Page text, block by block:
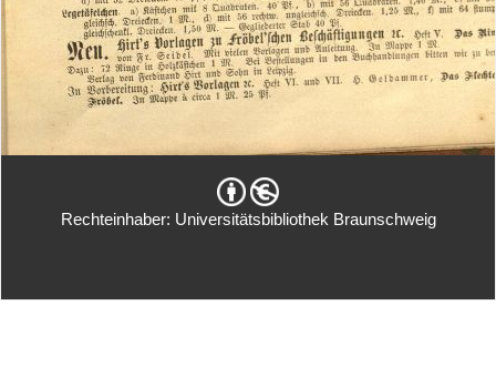
Rechteinhaber: Universitätsbibliothek Braunschweig